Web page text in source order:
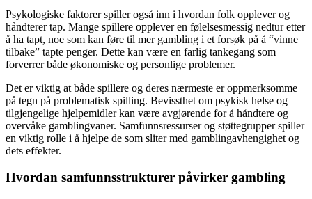
Psykologiske faktorer spiller også inn i hvordan folk opplever og
håndterer tap. Mange spillere opplever en følelsesmessig nedtur etter
å ha tapt, noe som kan føre til mer gambling i et forsøk på å “vinne
tilbake” tapte penger. Dette kan være en farlig tankegang som
forverrer både økonomiske og personlige problemer.
Det er viktig at både spillere og deres nærmeste er oppmerksomme
på tegn på problematisk spilling. Bevissthet om psykisk helse og
tilgjengelige hjelpemidler kan være avgjørende for å håndtere og
overvåke gamblingvaner. Samfunnsressurser og støttegrupper spiller
en viktig rolle i å hjelpe de som sliter med gamblingavhengighet og
dets effekter.
Hvordan samfunnsstrukturer påvirker gambling